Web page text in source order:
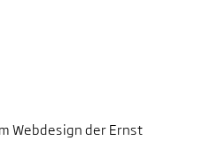
Webdesign der Ernst